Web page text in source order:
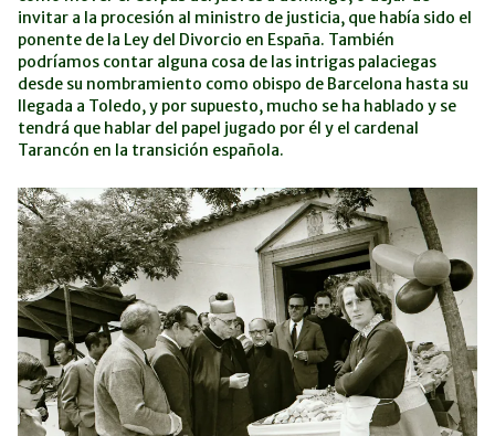
invitar a la procesión al ministro de justicia, que había sido el
ponente de la Ley del Divorcio en España. También
podríamos contar alguna cosa de las intrigas palaciegas
desde su nombramiento como obispo de Barcelona hasta su
llegada a Toledo, y por supuesto, mucho se ha hablado y se
tendrá que hablar del papel jugado por él y el cardenal
Tarancón en la transición española.